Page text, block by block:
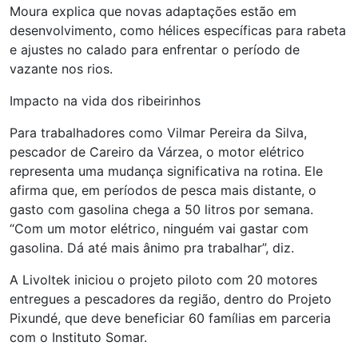
Moura explica que novas adaptações estão em
desenvolvimento, como hélices específicas para rabeta
e ajustes no calado para enfrentar o período de
vazante nos rios.
Impacto na vida dos ribeirinhos
Para trabalhadores como Vilmar Pereira da Silva,
pescador de Careiro da Várzea, o motor elétrico
representa uma mudança significativa na rotina. Ele
afirma que, em períodos de pesca mais distante, o
gasto com gasolina chega a 50 litros por semana.
“Com um motor elétrico, ninguém vai gastar com
gasolina. Dá até mais ânimo pra trabalhar”, diz.
A Livoltek iniciou o projeto piloto com 20 motores
entregues a pescadores da região, dentro do Projeto
Pixundé, que deve beneficiar 60 famílias em parceria
com o Instituto Somar.